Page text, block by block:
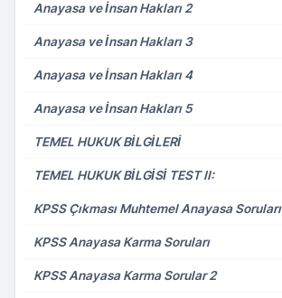
Anayasa ve İnsan Hakları 2
Anayasa ve İnsan Hakları 3
Anayasa ve İnsan Hakları 4
Anayasa ve İnsan Hakları 5
TEMEL HUKUK BİLGİLERİ
TEMEL HUKUK BİLGİSİ TEST II:
KPSS Çıkması Muhtemel Anayasa Soruları
KPSS Anayasa Karma Soruları
KPSS Anayasa Karma Sorular 2